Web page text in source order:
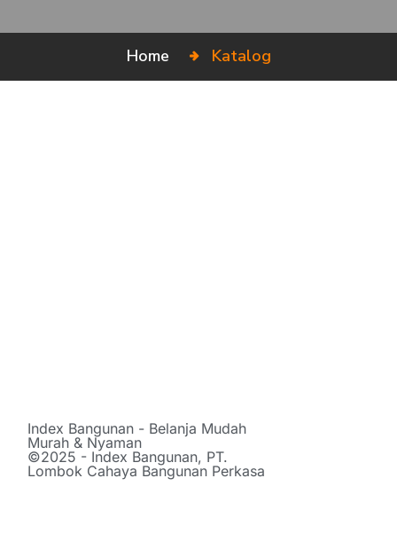
Home Katalog
Index Bangunan - Belanja Mudah
Murah & Nyaman
©2025 - Index Bangunan, PT.
Lombok Cahaya Bangunan Perkasa